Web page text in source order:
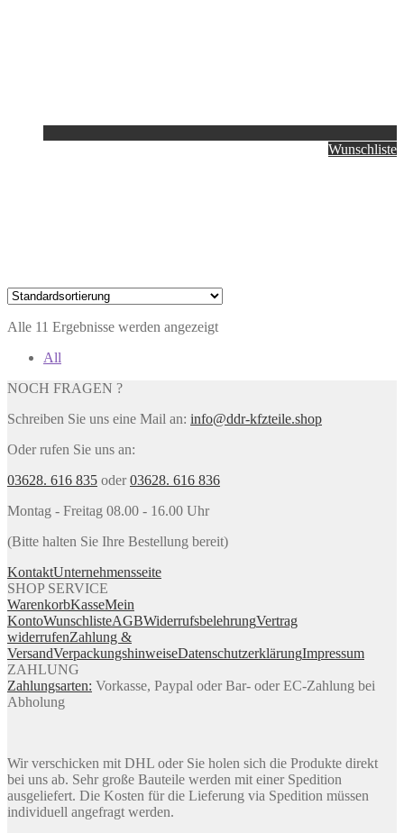
Wunschliste
Alle 11 Ergebnisse werden angezeigt
All
NOCH FRAGEN ?
Schreiben Sie uns eine Mail an: info@ddr-kfzteile.shop
Oder rufen Sie uns an:
03628. 616 835 oder03628. 616 836
Montag - Freitag 08.00 - 16.00 Uhr
(Bitte halten Sie Ihre Bestellung bereit)
KontaktUnternehmensseite
SHOP SERVICE
WarenkorbKasseMein
KontoWunschlisteAGBWiderrufsbelehrungVertrag
widerrufenZahlung &
VersandVerpackungshinweiseDatenschutzerklärungImpressum
ZAHLUNG
Zahlungsarten: Vorkasse, Paypal oder Bar- oder EC-Zahlung bei
Abholung
Wir verschicken mit DHL oder Sie holen sich die Produkte direkt
bei uns ab. Sehr große Bauteile werden mit einer Spedition
ausgeliefert. Die Kosten für die Lieferung via Spedition müssen
individuell angefragt werden.